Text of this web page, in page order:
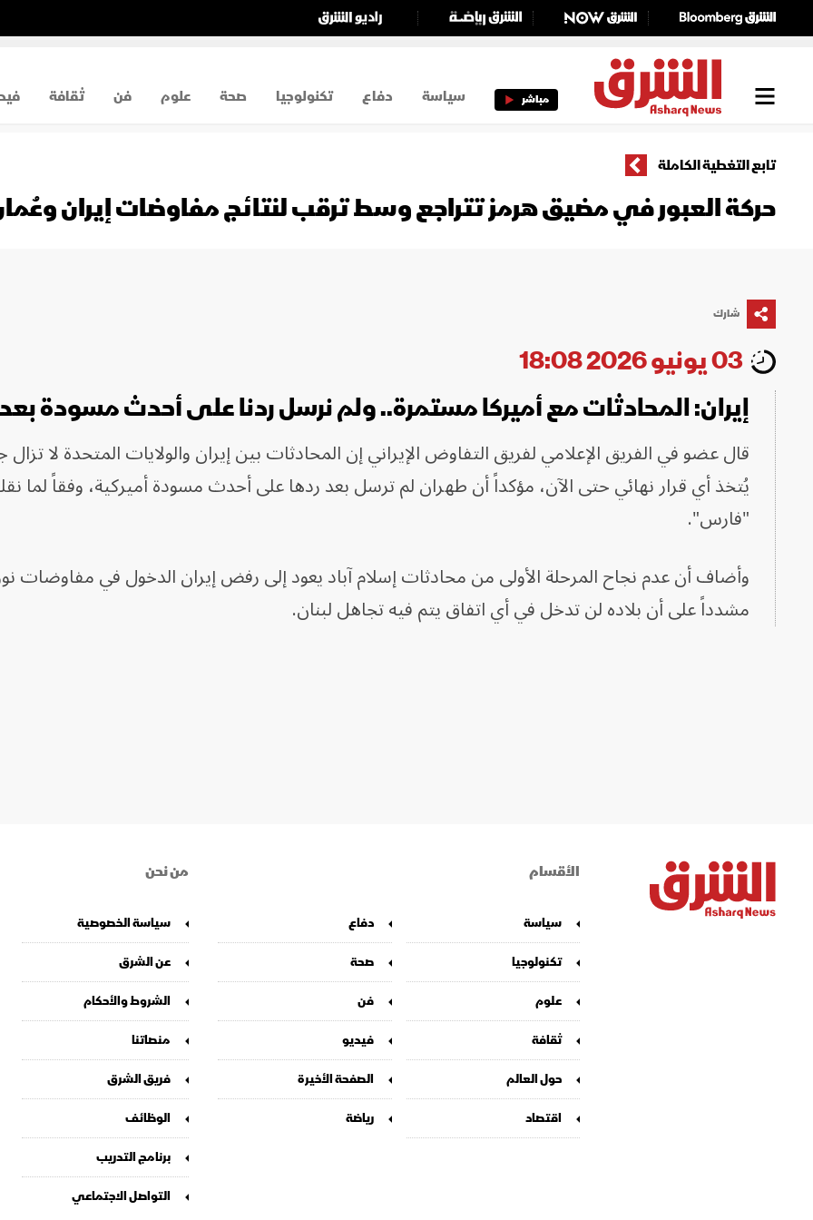
مباشر سياسة دفاع تكنولوجيا صحة علوم فن ثقافة
تابع التغطية الكاملة
حركة العبور في مضيق هرمز تتراجع وسط ترقب لنتائج مفاوضات إيران
شارك
03 يونيو 2026 18:08
إيران: المحادثات مع أميركا مستمرة.. ولم نرسل ردنا على أحدث مسودة بعد
قال عضو في الفريق الإعلامي لفريق التفاوض الإيراني إن المحادثات بين إيران والولايات المتحدة لا تزال
يُتخذ أي قرار نهائي حتى الآن، مؤكداً أن طهران لم ترسل بعد ردها على أحدث مسودة أميركية، وفقاً لما
"فارس".
وأضاف أن عدم نجاح المرحلة الأولى من محادثات إسلام آباد يعود إلى رفض إيران الدخول في مفاوضات
مشدداً على أن بلاده لن تدخل في أي اتفاق يتم فيه تجاهل لبنان.
الأقسام
سياسة
دفاع
تكنولوجيا
صحة
علوم
فن
ثقافة
فيديو
حول العالم
الصفحة الأخيرة
اقتصاد
رياضة
من نحن
سياسة الخصوصية
عن الشرق
الشروط والأحكام
منصاتنا
فريق الشرق
الوظائف
برنامج التدريب
التواصل الاجتماعي